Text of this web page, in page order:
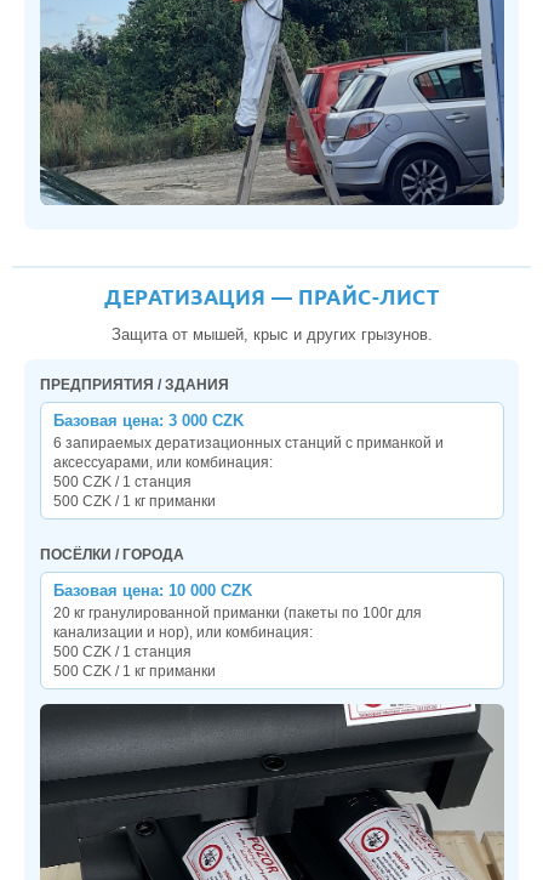
ДЕРАТИЗАЦИЯ — ПРАЙС-ЛИСТ
Защита от мышей, крыс и других грызунов.
ПРЕДПРИЯТИЯ / ЗДАНИЯ
Базовая цена: 3 000 CZK
6 запираемых дератизационных станций с приманкой и
аксессуарами, или комбинация:
500 CZK / 1 станция
500 CZK / 1 кг приманки
ПОСЁЛКИ / ГОРОДА
Базовая цена: 10 000 CZK
20 кг гранулированной приманки (пакеты по 100г для
канализации и нор), или комбинация:
500 CZK / 1 станция
500 CZK / 1 кг приманки